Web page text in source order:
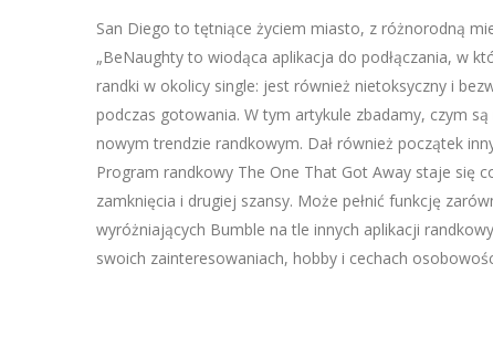
San Diego to tętniące życiem miasto, z różnorodną
„BeNaughty to wiodąca aplikacja do podłączania, w
randki w okolicy single: jest również nietoksyczny i
podczas gotowania. W tym artykule zbadamy, czym
nowym trendzie randkowym. Dał również początek
Program randkowy The One That Got Away staje się
zamknięcia i drugiej szansy. Może pełnić funkcję
wyróżniających Bumble na tle innych aplikacji
swoich zainteresowaniach, hobby i cechach